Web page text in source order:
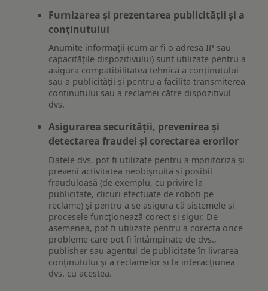
Furnizarea și prezentarea publicității și a
conținutului
Anumite informații (cum ar fi o adresă IP sau
capacitățile dispozitivului) sunt utilizate pentru a
asigura compatibilitatea tehnică a conținutului
sau a publicității și pentru a facilita transmiterea
conținutului sau a reclamei către dispozitivul
dvs.
Asigurarea securității, prevenirea și
detectarea fraudei și corectarea erorilor
Datele dvs. pot fi utilizate pentru a monitoriza și
preveni activitatea neobișnuită și posibil
frauduloasă (de exemplu, cu privire la
publicitate, clicuri efectuate de roboți pe
reclame) și pentru a se asigura că sistemele și
procesele funcționează corect și sigur. De
asemenea, pot fi utilizate pentru a corecta orice
probleme care pot fi întâmpinate de dvs.,
publisher sau agentul de publicitate în livrarea
conținutului și a reclamelor și la interacțiunea
dvs. cu acestea.